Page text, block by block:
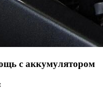
с аккумулятором